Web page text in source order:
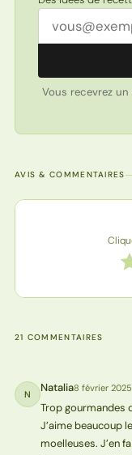
Adresse email
Vous recevrez
AVIS & COMMENTAIRES
Note de la
21 COMMENTAIRES
N Natalia8 février 2025
Trop gourmandes
J’aime beaucoup
moelleuses. J’en